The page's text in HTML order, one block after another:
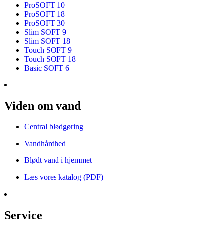
ProSOFT 10
ProSOFT 18
ProSOFT 30
Slim SOFT 9
Slim SOFT 18
Touch SOFT 9
Touch SOFT 18
Basic SOFT 6
Viden om vand
Central blødgøring
Vandhårdhed
Blødt vand i hjemmet
Læs vores katalog (PDF)
Service